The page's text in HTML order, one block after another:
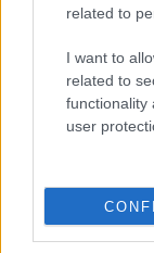
related to
I want to
related to
functionality
user
Fotó:rex/